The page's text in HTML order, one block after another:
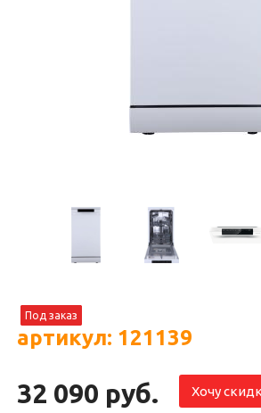
Под заказ
артикул: 121139
32 090 руб. Хочу